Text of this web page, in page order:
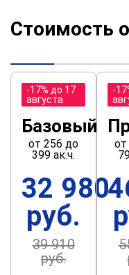
Стоимость
-17% до 17
августа
Базовый
от 256 до
399 ак.ч.
32 980
руб.
39 910
руб.
-